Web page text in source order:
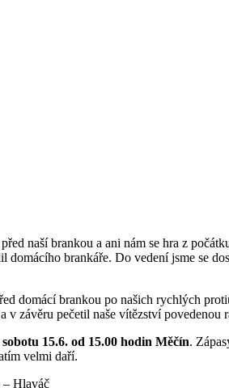
naší brankou a ani nám se hra z
brankáře. Do vedení jsme se
domácí brankou po našich rychlých
závěru pečetil naše vítězství povedenou
sobotu 15.6. od 15.00 hodin Měčín.
velmi daří.
– Hlaváč